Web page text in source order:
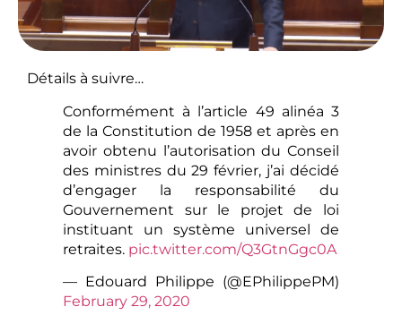
Détails à suivre…
Conformément à l’article 49 alinéa 3
de la Constitution de 1958 et après en
avoir obtenu l’autorisation du Conseil
des ministres du 29 février, j’ai décidé
d’engager la responsabilité du
Gouvernement sur le projet de loi
instituant un système universel de
retraites. pic.twitter.com/Q3GtnGgc0A
— Edouard Philippe (@EPhilippePM)
February 29, 2020